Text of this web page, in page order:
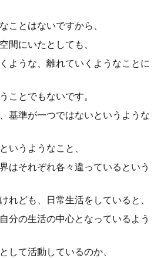
ことはないですから、
間にいたとしても、
ような、離れていくようなことに
ことでもないです。
基準が一つではないというような
いうようなこと、
はそれぞれ各々違っているという
れども、日常生活をしていると、
分の生活の中心となっているよう
して活動しているのか、